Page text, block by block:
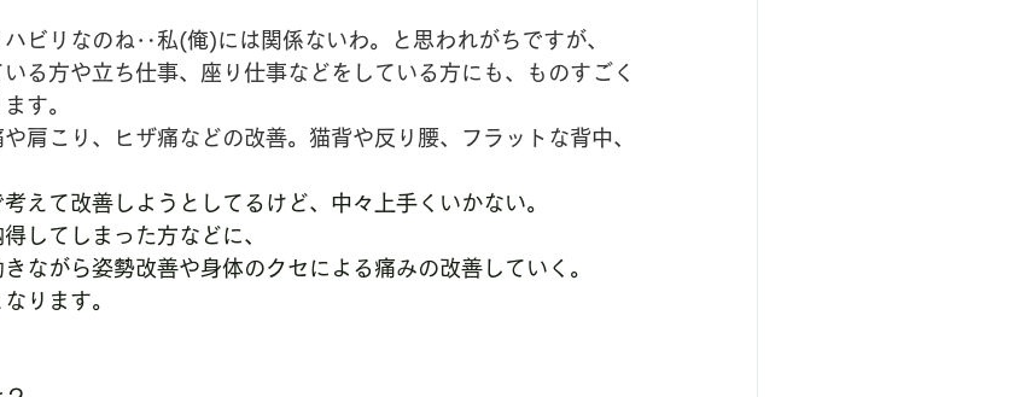
ビリなのね‥私(俺)には関係ないわ。と思われがちですが、
る方や立ち仕事、座り仕事などをしている方にも、ものすごく
す。
肩こり、ヒザ痛などの改善。猫背や反り腰、フラットな背中、
えて改善しようとしてるけど、中々上手くいかない。
してしまった方などに、
ながら姿勢改善や身体のクセによる痛みの改善していく。
ります。